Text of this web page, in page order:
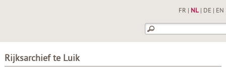
FR NL| DE EN
Rijksarchief te Luik